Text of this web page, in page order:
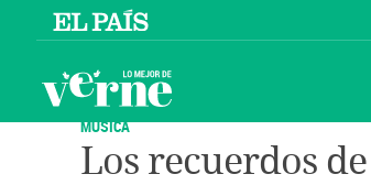
MÚSICA
Los recuerdos